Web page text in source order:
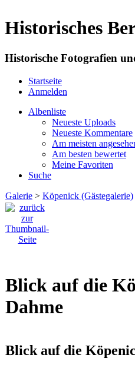
Historisches
Historische Fotografien
Startseite
Anmelden
Albenliste
Neueste Uploads
Neueste Kommentare
Am meisten
Am besten bewertet
Meine Favoriten
Suche
Galerie > Köpenick (Gästegalerie)
Blick auf die
Dahme
Blick auf die